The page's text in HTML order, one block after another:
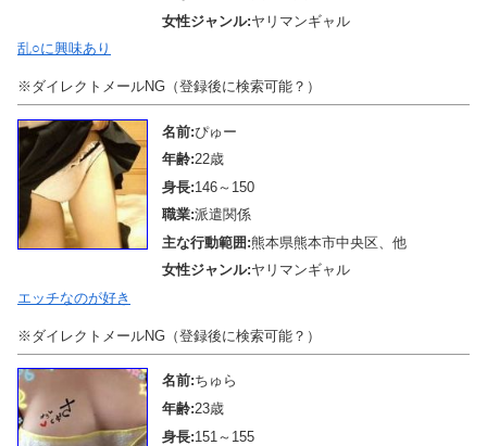
女性ジャンル:ヤリマンギャル
乱○に興味あり
※ダイレクトメールNG（登録後に検索可能？）
名前:ぴゅー
年齢:22歳
身長:146～150
職業:派遣関係
主な行動範囲:熊本県熊本市中央区、他
女性ジャンル:ヤリマンギャル
エッチなのが好き
※ダイレクトメールNG（登録後に検索可能？）
名前:ちゅら
年齢:23歳
身長:151～155